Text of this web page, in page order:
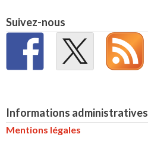
Suivez-nous
Informations administratives
Mentions légales